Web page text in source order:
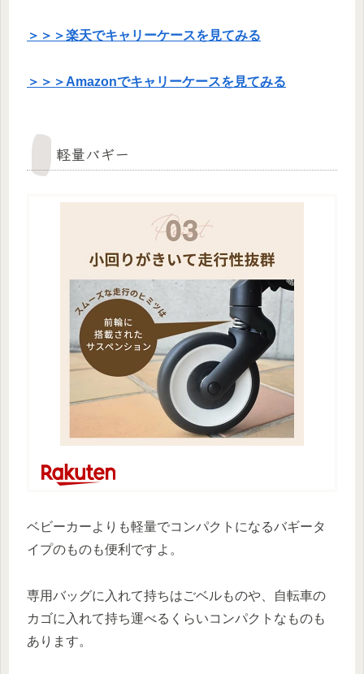
＞＞＞楽天でキャリーケースを見てみる
＞＞＞Amazonでキャリーケースを見てみる
軽量バギー
ベビーカーよりも軽量でコンパクトになるバギータ
イプのものも便利ですよ。
専用バッグに入れて持ちはごベルものや、自転車の
カゴに入れて持ち運べるくらいコンパクトなものも
あります。